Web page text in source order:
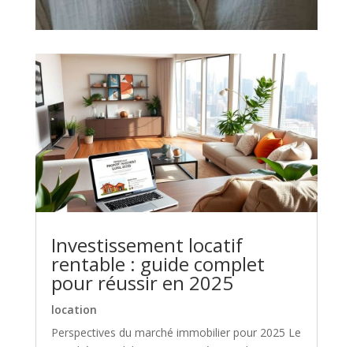
Investissement locatif
rentable : guide complet
pour réussir en 2025
location
Perspectives du marché immobilier pour 2025 Le